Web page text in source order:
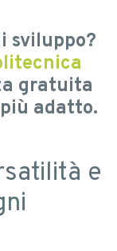
sviluppo?
gratuita
adatto.
e